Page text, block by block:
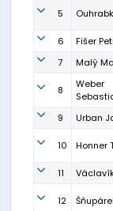
5
6
Fišer
7
Malý
8
Weber
9
Urban
10 Honner
11
12